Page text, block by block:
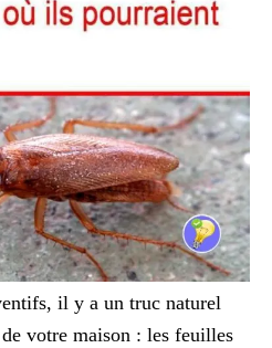
il y a un truc naturel
votre maison : les feuilles